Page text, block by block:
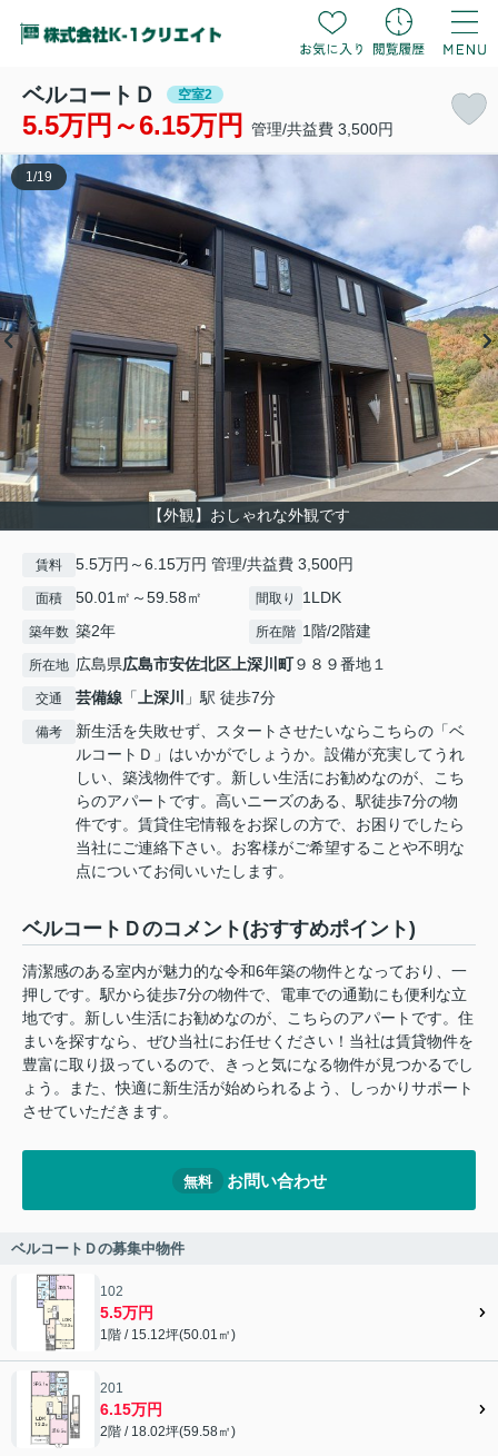
ベルコートＤ 空室2
5.5万円～6.15万円 管理/共益費 3,500円
【外観】おしゃれな外観です
1 /19
賃料 5.5万円～6.15万円 管理/共益費 3,500円
面積 50.01㎡～59.58㎡ 間取り 1LDK
築年数 築2年 所在階 1階/2階建
所在地 広島県広島市安佐北区 上深川町９８９番地１
交通 芸備線 「 上深川 」駅 徒歩7分
備考
新生活を失敗せず、スタートさせたいならこちらの「ベ
ルコートＤ」はいかがでしょうか。設備が充実してうれ
しい、築浅物件です。新しい生活にお勧めなのが、こち
らのアパートです。高いニーズのある、駅徒歩7分の物
件です。賃貸住宅情報をお探しの方で、お困りでしたら
当社にご連絡下さい。お客様がご希望することや不明な
点についてお伺いいたします。
ベルコートＤのコメント(おすすめポイント)
清潔感のある室内が魅力的な令和6年築の物件となっており、一
押しです。駅から徒歩7分の物件で、電車での通勤にも便利な立
地です。新しい生活にお勧めなのが、こちらのアパートです。住
まいを探すなら、ぜひ当社にお任せください！当社は賃貸物件を
豊富に取り扱っているので、きっと気になる物件が見つかるでし
ょう。また、快適に新生活が始められるよう、しっかりサポート
させていただきます。
無料 お問い合わせ
ベルコートＤの募集中物件
102
5.5万円
1階 / 15.12坪(50.01㎡)
201
6.15万円
2階 / 18.02坪(59.58㎡)